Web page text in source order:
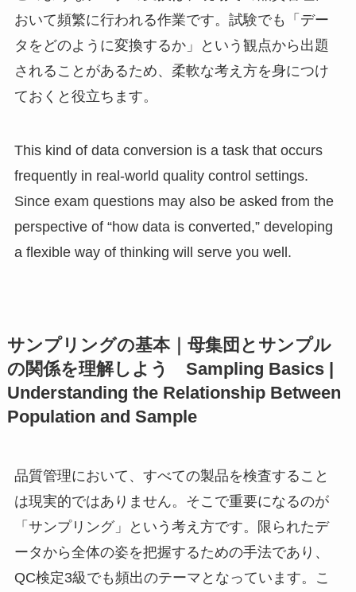
おいて頻繁に行われる作業です。試験でも「デー
タをどのように変換するか」という観点から出題
されることがあるため、柔軟な考え方を身につけ
ておくと役立ちます。
This kind of data conversion is a task that occurs
frequently in real-world quality control settings.
Since exam questions may also be asked from the
perspective of “how data is converted,” developing
a flexible way of thinking will serve you well.
サンプリングの基本｜母集団とサンプル
の関係を理解しよう Sampling Basics |
Understanding the Relationship Between
Population and Sample
品質管理において、すべての製品を検査すること
は現実的ではありません。そこで重要になるのが
「サンプリング」という考え方です。限られたデ
ータから全体の姿を把握するための手法であり、
QC検定3級でも頻出のテーマとなっています。こ